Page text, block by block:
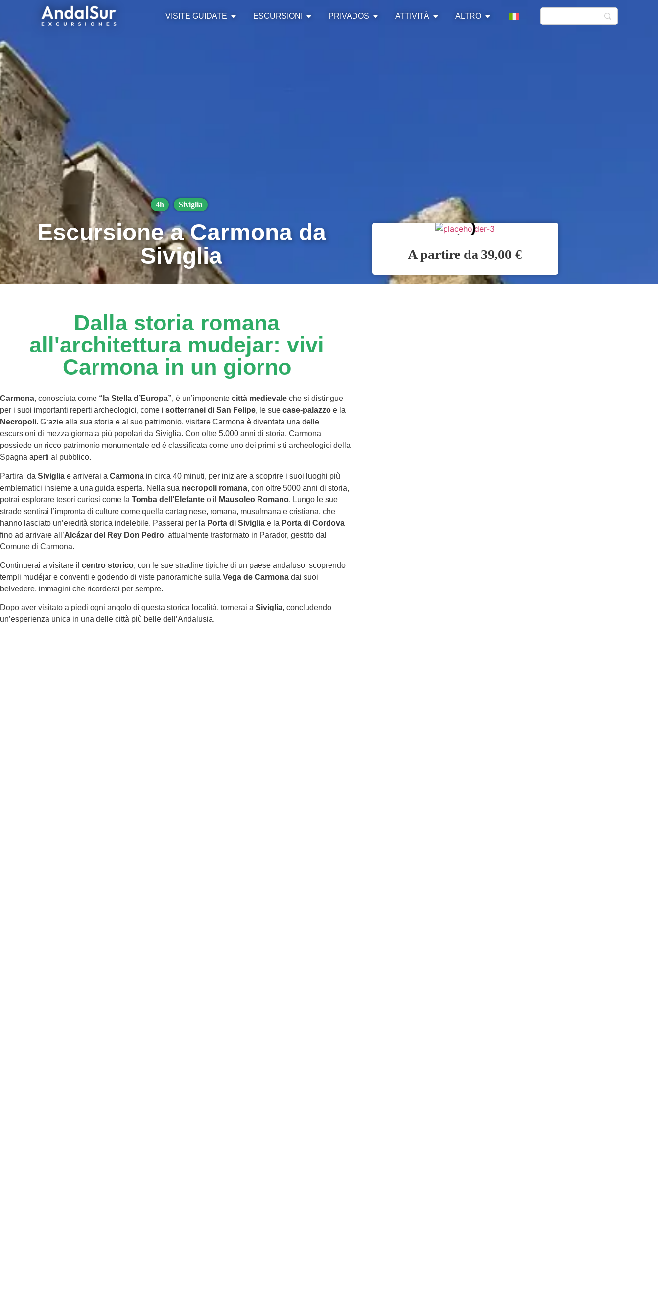
VISITE GUIDATE ESCURSIONI PRIVADOS ATTIVITÀ ALTRO
4h Siviglia
Escursione a Carmona da
Siviglia
Dalla storia romana
all'architettura mudejar: vivi
Carmona in un giorno
Carmona, conosciuta come “la Stella d’Europa”, è un’imponente città medievale che si distingue
per i suoi importanti reperti archeologici, come i sotterranei di San Felipe, le sue case-palazzo e la
Necropoli. Grazie alla sua storia e al suo patrimonio, visitare Carmona è diventata una delle
escursioni di mezza giornata più popolari da Siviglia. Con oltre 5.000 anni di storia, Carmona
possiede un ricco patrimonio monumentale ed è classificata come uno dei primi siti archeologici della
Spagna aperti al pubblico.
Partirai da Siviglia e arriverai a Carmona in circa 40 minuti, per iniziare a scoprire i suoi luoghi più
emblematici insieme a una guida esperta. Nella sua necropoli romana, con oltre 5000 anni di storia,
potrai esplorare tesori curiosi come la Tomba dell’Elefante o il Mausoleo Romano. Lungo le sue
strade sentirai l’impronta di culture come quella cartaginese, romana, musulmana e cristiana, che
hanno lasciato un’eredità storica indelebile. Passerai per la Porta di Siviglia e la Porta di Cordova
fino ad arrivare all’Alcázar del Rey Don Pedro, attualmente trasformato in Parador, gestito dal
Comune di Carmona.
Continuerai a visitare il centro storico, con le sue stradine tipiche di un paese andaluso, scoprendo
templi mudéjar e conventi e godendo di viste panoramiche sulla Vega de Carmona dai suoi
belvedere, immagini che ricorderai per sempre.
Dopo aver visitato a piedi ogni angolo di questa storica località, tornerai a Siviglia, concludendo
un’esperienza unica in una delle città più belle dell’Andalusia.
39,00 €